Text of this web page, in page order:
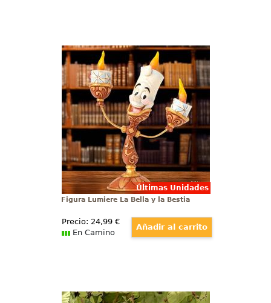
Últimas Unidades
Figura Lumiere La Bella y la Bestia
Figura de Lumiere basada en el
clásico de Walt Disney “La Bella y
la Bestia” de 1991, con
aproximadamente 12 cm., de
altura.
Figura Lumiere La Bella y la Bestia
Precio: 24,99€
En Camino
Figura Stitch Buscando Familia